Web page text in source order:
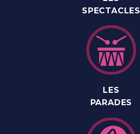
SPECTACLES
LES
PARADES